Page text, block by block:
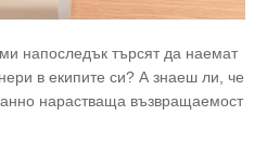
напоследък търсят да наемат
в екипите си? А знаеш ли, че
нарастваща възвращаемост